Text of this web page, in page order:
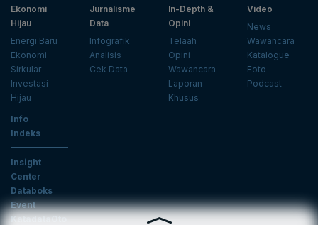
Ekonomi
Hijau
Energi Baru
Ekonomi
Sirkular
Investasi
Hijau
Jurnalisme
Data
Infografik
Analisis
Cek Data
In-Depth &
Opini
Telaah
Opini
Wawancara
Laporan
Khusus
Video
News
Wawancara
Katalogue
Foto
Podcast
Info
Indeks
Insight
Center
Databoks
Event
KatadataOto